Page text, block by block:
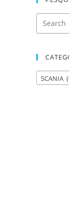
SCANIA